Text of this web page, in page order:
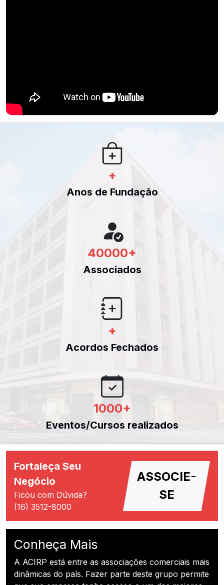
+
Anos de Fundação
40000+
Associados
+
Acordos Fechados
1000+
Eventos/Cursos realizados
Fortaleça Seu
Negócio
Ficou com Dúvida?
(16) 3512-8000
ASSOCIE-
SE
Conheça Mais
A ACIRP está entre as associações comerciais mais
dinâmicas do país. Fazer parte deste grupo permite